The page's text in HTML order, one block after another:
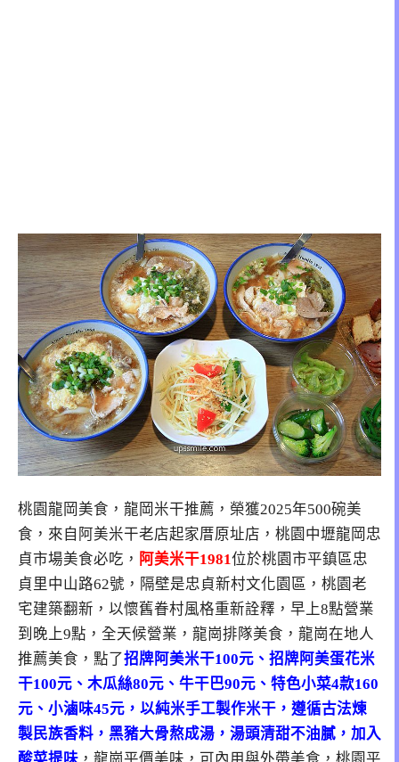
桃園龍岡美食，龍岡米干推薦，榮獲2025年500碗美
食，來自阿美米干老店起家厝原址店，桃園中壢龍岡忠
貞市場美食必吃， 阿美米干1981位於桃園市平鎮區忠
貞里中山路62號，隔壁是忠貞新村文化園區，桃園老
宅建築翻新，以懷舊眷村風格重新詮釋，早上8點營業
到晚上9點，全天候營業，龍崗排隊美食，龍崗在地人
推薦美食，點了招牌阿美米干100元、招牌阿美蛋花米
干100元、木瓜絲80元、牛干巴90元、特色小菜4款160
元、小滷味45元，以純米手工製作米干，遵循古法煉
製民族香料，黑豬大骨熬成湯，湯頭清甜不油膩，加入